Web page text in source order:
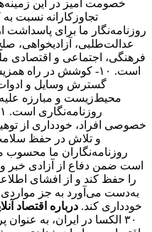
خصومت آمیز در این
روزنامه‌نگار ما برای
عدالت‌طلبی، آزادیخواهی،
فرهنگی، اجتماعی و اقتصادی
است. ۱۰- کوشش در راه
گسترش وسایل و
محیط‌زیست و مبارزه
خصوصی افراد، خودداری از
و تلاش در حفظ
است ضمن دفاع از آزادی خبر و
را حفظ کند و از افشای
به‌دست می‌آورد به جز
خودداری کند. درباره اقتصاد
۳۰ الکسا در ایران، به